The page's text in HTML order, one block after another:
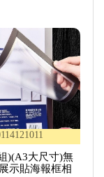
)(A3大尺寸)無
示貼海報框相